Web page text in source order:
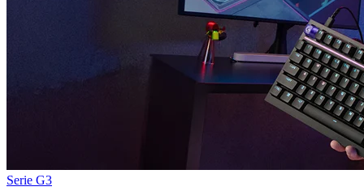
Serie G3